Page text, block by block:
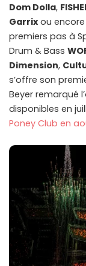
Dom Dolla,
Garrixou encore
premiers pas à
Drum & Bass
Dimension,
s’offre son
Beyer remarqué
disponibles en
Poney Club en